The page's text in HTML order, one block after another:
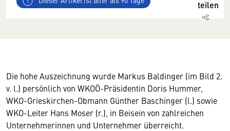
teilen
Die hohe Auszeichnung wurde Markus Baldinger (im Bild 2.
v. l.) persönlich von WKOÖ-Präsidentin Doris Hummer,
WKO-Grieskirchen-Obmann Günther Baschinger (l.) sowie
WKO-Leiter Hans Moser (r.), in Beisein von zahlreichen
Unternehmerinnen und Unternehmer überreicht.